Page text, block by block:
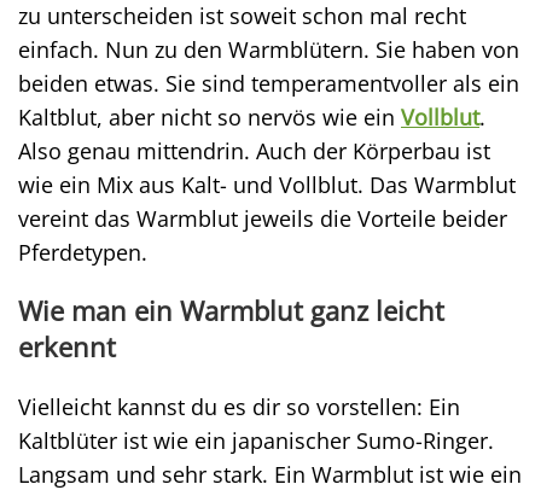
zu unterscheiden ist soweit schon mal recht
einfach. Nun zu den Warmblütern. Sie haben von
beiden etwas. Sie sind temperamentvoller als ein
Kaltblut, aber nicht so nervös wie ein Vollblut.
Also genau mittendrin. Auch der Körperbau ist
wie ein Mix aus Kalt- und Vollblut. Das Warmblut
vereint das Warmblut jeweils die Vorteile beider
Pferdetypen.
Wie man ein Warmblut ganz leicht
erkennt
Vielleicht kannst du es dir so vorstellen: Ein
Kaltblüter ist wie ein japanischer Sumo-Ringer.
Langsam und sehr stark. Ein Warmblut ist wie ein